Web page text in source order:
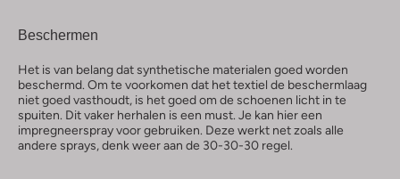
Beschermen
Het is van belang dat synthetische materialen goed worden
beschermd. Om te voorkomen dat het textiel de beschermlaag
niet goed vasthoudt, is het goed om de schoenen licht in te
spuiten. Dit vaker herhalen is een must. Je kan hier een
impregneerspray voor gebruiken. Deze werkt net zoals alle
andere sprays, denk weer aan de 30-30-30 regel.